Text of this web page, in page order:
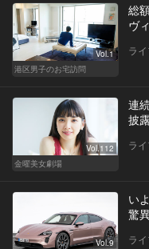
Vol.1
港区男子のお宅訪問
総
ヴ
ラ
Vol.112
金曜美女劇場
連
披
ラ
Vol.9
い
驚
ラ